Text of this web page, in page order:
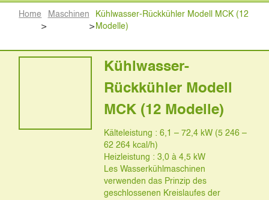
Home
>
Maschinen
>
Kühlwasser-Rückkühler Modell MCK (12
Modelle)
Kühlwasser-
Rückkühler Modell
MCK (12 Modelle)
Kälteleistung : 6,1 – 72,4 kW (5 246 –
62 264 kcal/h)
Heizleistung : 3,0 à 4,5 kW
Les Wasserkühlmaschinen
verwenden das Prinzip des
geschlossenen Kreislaufes der